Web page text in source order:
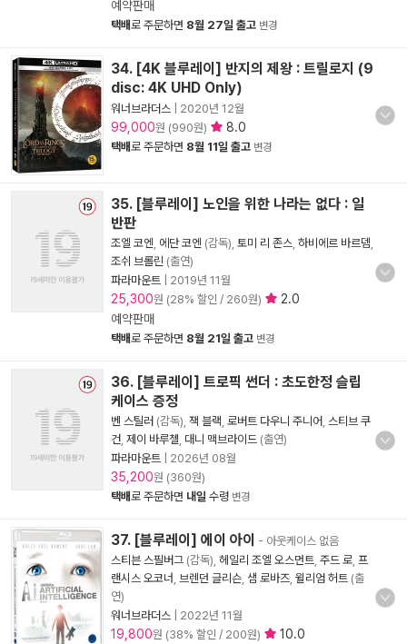
예약판매
택배로 주문하면 8월 27일 출고 변경
34. [4K 블루레이] 반지의 제왕 : 트릴로지 (9
disc: 4K UHD Only)
워너브라더스 2020년 12월
99,000원 (990원) 8.0
택배로 주문하면 8월 11일 출고 변경
35. [블루레이] 노인을 위한 나라는 없다 : 일
반판
조엘 코엔 에단 코엔 (감독), 토미 리 존스 하비에르 바르뎀
조쉬 브롤린 (출연)
파라마운트
2019년 11월
25,300원 (28% 할인 / 260원)
2.0
예약판매
택배로 주문하면 8월 21일 출고 변경
36. [블루레이] 트로픽 썬더 : 초도한정 슬립
케이스 증정
벤 스틸러 (감독), 잭 블랙 로버트 다우니 주니어 스티브 쿠
건 제이 바루첼 대니 맥브라이드 (출연)
파라마운트
2026년 08월
35,200원 (360원)
택배로 주문하면 내일 수령 변경
37. [블루레이] 에이 아이 - 아웃케이스 없음
스티븐 스필버그 (감독), 헤일리 조엘 오스먼트 주드 로 프
랜시스 오코너 브렌던 글리슨 샘 로바즈 윌리엄 허트 (출
연)
워너브라더스
2022년 11월
19,800원 (38% 할인 / 200원) 10.0